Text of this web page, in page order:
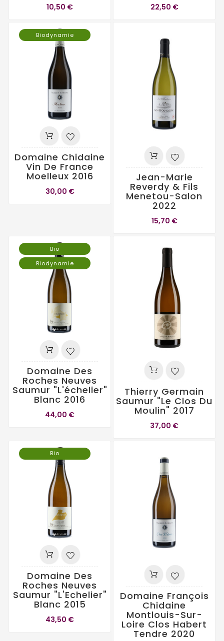
10,50 € 22,50 €
Biodynamie
Domaine Chidaine
Vin De France
Moelleux 2016
30,00 €
Jean-Marie
Reverdy & Fils
Menetou-Salon
2022
15,70 €
Bio
Biodynamie
Domaine Des
Roches Neuves
Saumur "L'échelier"
Blanc 2016
44,00 €
Thierry Germain
Saumur "Le Clos Du
Moulin" 2017
37,00 €
Bio
Domaine Des
Roches Neuves
Saumur "L'Echelier"
Blanc 2015
43,50 €
Domaine François
Chidaine
Montlouis-Sur-
Loire Clos Habert
Tendre 2020